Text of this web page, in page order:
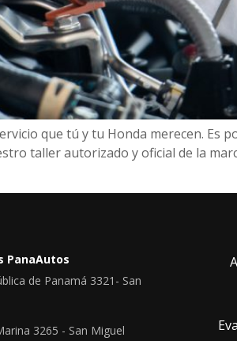
que tú y tu Honda merecen. Es
taller autorizado y oficial de la
PanaAutos
de Panamá 3321- San
3265 - San Miguel